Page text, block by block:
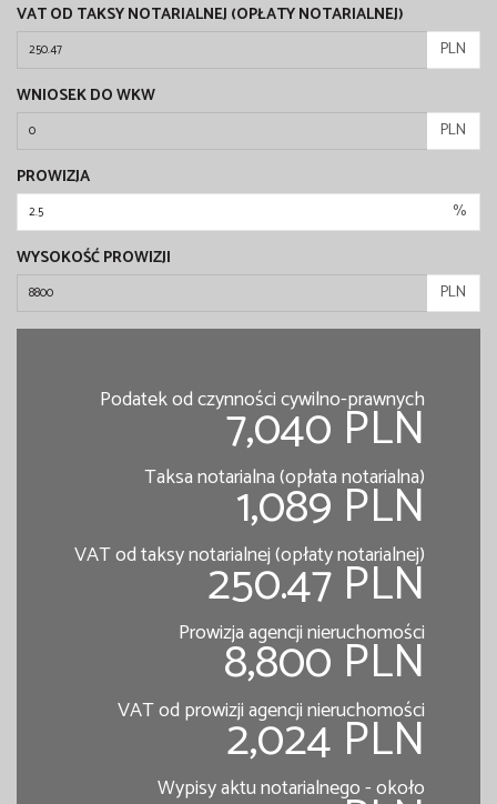
VAT OD TAKSY NOTARIALNEJ (OPŁATY NOTARIALNEJ)
PLN
WNIOSEK DO WKW
PLN
PROWIZJA
%
WYSOKOŚĆ PROWIZJI
PLN
Podatek od czynności cywilno-prawnych
7,040 PLN
Taksa notarialna (opłata notarialna)
1,089 PLN
VAT od taksy notarialnej (opłaty notarialnej)
250.47 PLN
Prowizja agencji nieruchomości
8,800 PLN
VAT od prowizji agencji nieruchomości
2,024 PLN
Wypisy aktu notarialnego - około